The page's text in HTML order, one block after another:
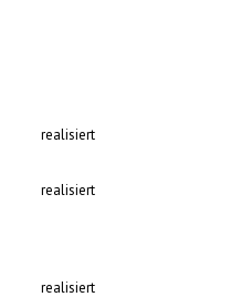
realisiert
realisiert
realisiert